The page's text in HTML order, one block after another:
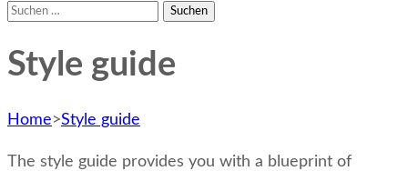
Suchen
Style guide
Home>Style guide
The style guide provides you with a blueprint of